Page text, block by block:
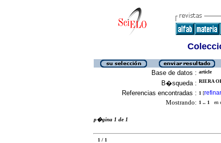
Base de datos : article
B�squeda : RIERA
Referencias encontradas : 1 [refinar
Mostrando: 1 .. 1 en
p�gina 1 de 1
1 / 1